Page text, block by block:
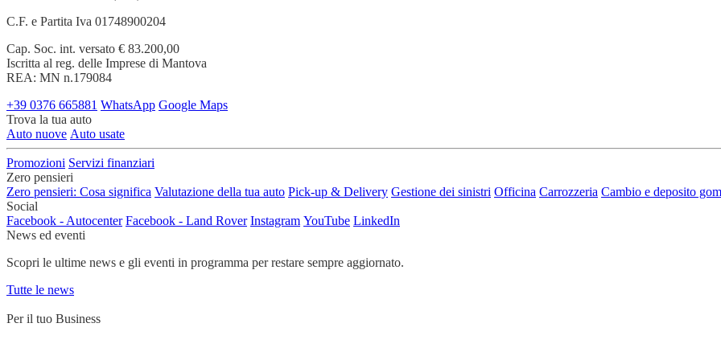
C.F. e Partita Iva 01748900204
Cap. Soc. int. versato € 83.200,00
Iscritta al reg. delle Imprese di Mantova
REA: MN n.179084
+39 0376 665881 WhatsApp Google Maps
Trova la tua auto
Auto nuove Auto usate
Promozioni Servizi finanziari
Zero pensieri
Zero pensieri: Cosa significa Valutazione della tua auto Pick-up & Delivery Gestione dei sinistri Officina Carrozzeria Cambio e deposito
Social
Facebook - Autocenter Facebook - Land Rover Instagram YouTube LinkedIn
News ed eventi
Scopri le ultime news e gli eventi in programma per restare sempre aggiornato.
Tutte le news
Per il tuo Business